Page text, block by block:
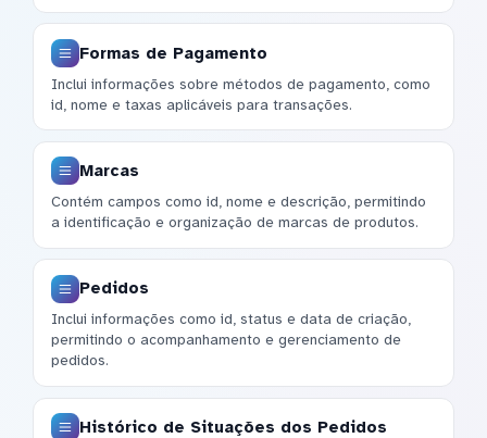
Formas de Pagamento
Inclui informações sobre métodos de pagamento, como
id, nome e taxas aplicáveis para transações.
Marcas
Contém campos como id, nome e descrição, permitindo
a identificação e organização de marcas de produtos.
Pedidos
Inclui informações como id, status e data de criação,
permitindo o acompanhamento e gerenciamento de
pedidos.
Histórico de Situações dos Pedidos